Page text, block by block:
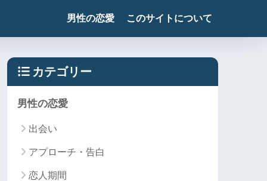
男性の恋愛 このサイトについて
カテゴリー
男性の恋愛
出会い
アプローチ・告白
恋人期間